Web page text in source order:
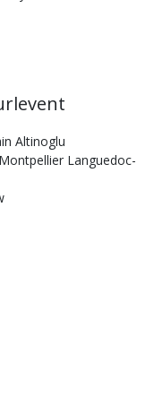
Altinoglu
Languedoc-